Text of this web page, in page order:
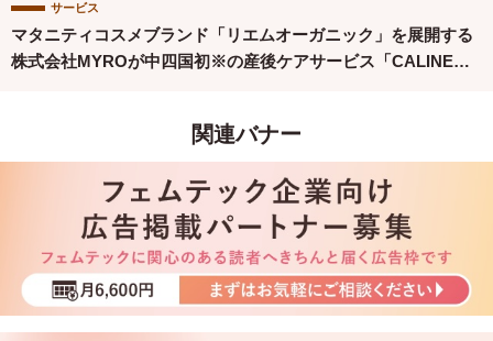
サービス
マタニティコスメブランド「リエムオーガニック」を展開する
株式会社MYROが中四国初※の産後ケアサービス「CALINE」
関連バナー